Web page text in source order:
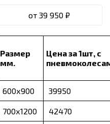
от 39 950 ₽
Размер
мм.
Цена за 1шт, с
600х900 39950
700х1200 42470